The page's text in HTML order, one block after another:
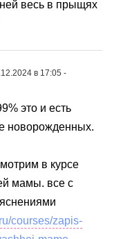
весь в прыщях
в 17:05 -
это и есть
новорожденных.
в курсе
мамы. все с
courses/zapis-